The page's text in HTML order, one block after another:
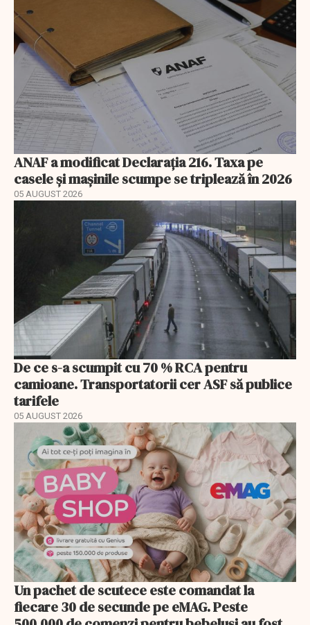
ANAF a modificat Declarația 216. Taxa pe
casele și mașinile scumpe se triplează în 2026
05 AUGUST 2026
De ce s-a scumpit cu 70 % RCA pentru
camioane. Transportatorii cer ASF să publice
tarifele
05 AUGUST 2026
Un pachet de scutece este comandat la
fiecare 30 de secunde pe eMAG. Peste